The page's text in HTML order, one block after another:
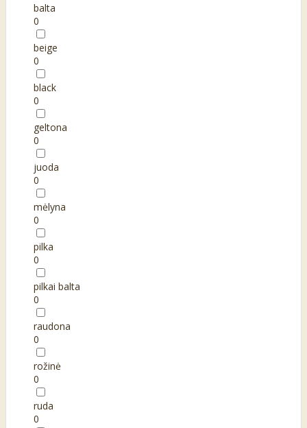
balta
0
beige
0
black
0
geltona
0
juoda
0
mėlyna
0
pilka
0
pilkai balta
0
raudona
0
rožinė
0
ruda
0